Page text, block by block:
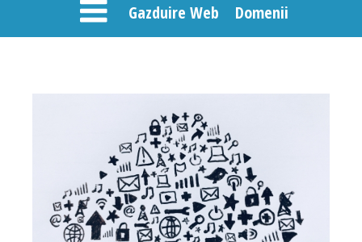
Gazduire Web Domenii